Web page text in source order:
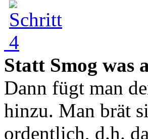
Statt Smog was
Dann fügt man
hinzu. Man brät
ordentlich, d.h.